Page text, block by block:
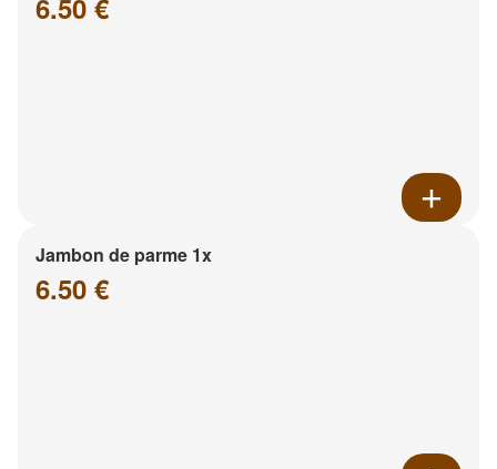
6.50 €
Jambon de parme 1x
6.50 €